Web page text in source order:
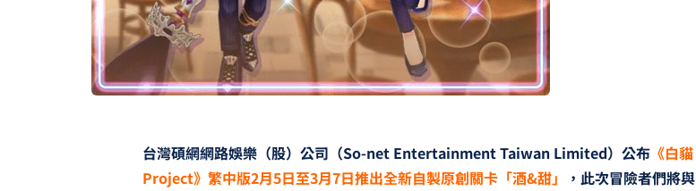
台灣碩網網路娛樂（股）公司（So-net Entertainment Taiwan Limited）公布《白貓
Project》繁中版2月5日至3月7日推出全新自製原創關卡「酒&甜」
，此次冒險者們將與